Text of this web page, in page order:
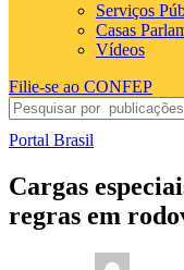
Serviços
Casas
Vídeos
Filie-se ao CONFEP
Portal Brasil
Cargas
regras em